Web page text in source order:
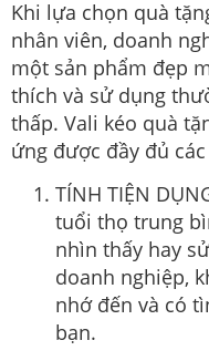
Khi lựa chọn quà
nhân viên, doanh
một sản phẩm đẹp
thích và sử dụng
thấp. Vali kéo quà
ứng được đầy đủ
TÍNH TIỆN
tuổi thọ trung
nhìn thấy hay
doanh nghiệp,
nhớ đến và có
bạn.